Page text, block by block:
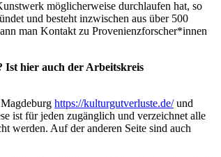
möglicherweise durchlaufen hat, so
und besteht inzwischen aus über 500
man Kontakt zu Provenienzforscher*innen
Ist hier auch der Arbeitskreis
https://kulturgutverluste.de/und
ist für jeden zugänglich und verzeichnet alle
werden. Auf der anderen Seite sind auch